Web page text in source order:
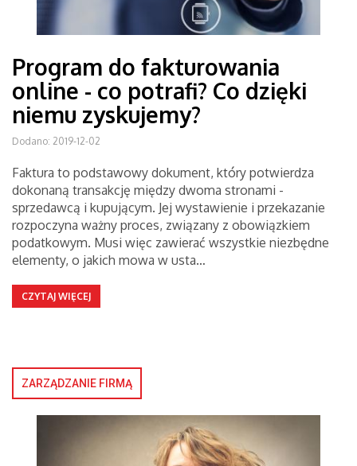
Program do fakturowania
online - co potrafi? Co dzięki
niemu zyskujemy?
Dodano: 2019-12-02
Faktura to podstawowy dokument, który potwierdza
dokonaną transakcję między dwoma stronami -
sprzedawcą i kupującym. Jej wystawienie i przekazanie
rozpoczyna ważny proces, związany z obowiązkiem
podatkowym. Musi więc zawierać wszystkie niezbędne
elementy, o jakich mowa w usta…
CZYTAJ WIĘCEJ
ZARZĄDZANIE FIRMĄ